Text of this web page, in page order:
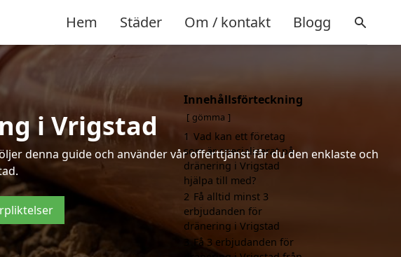
Hem Städer Om / kontakt Blogg
i Vrigstad
denna guide och använder vår offerttjänst får du den enklaste och
Innehållsförteckning
gömma
1 Vad kan ett företag
som är specialiserat på
dränering i Vrigstad
hjälpa till med?
2 Få alltid minst 3
erbjudanden för
dränering i Vrigstad
3 Få 3 erbjudanden för